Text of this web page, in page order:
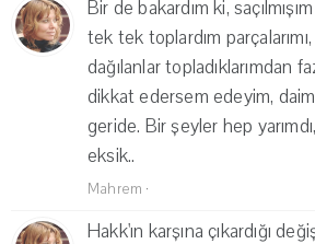
Bir de bakardım ki,
tek tek toplardım
dağılanlar topladıklarımdan
dikkat edersem edeyim,
geride. Bir şeyler hep
eksik..
Mahrem ·
Hakk'ın karşına çıkardığı